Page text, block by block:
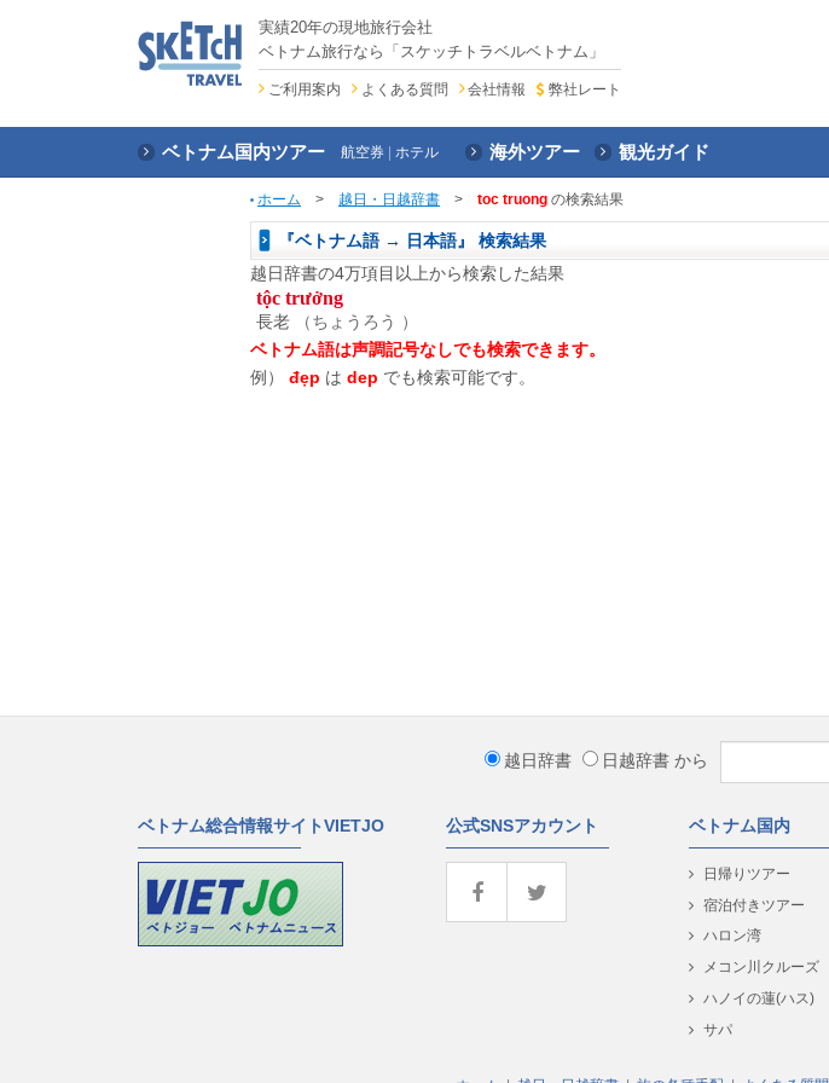
実績20年の現地旅行会社
ベトナム旅行なら「スケッチトラベルベトナム」
ご利用案内 よくある質問 会社情報 弊社レート
ベトナム国内ツアー 航空券 ホテル 海外ツアー 観光ガイド
ホーム > 越日・日越辞書 > toc truong の検索結果
『ベトナム語 → 日本語』 検索結果
越日辞書の4万項目以上から検索した結果
tộc trưởng
長老 （ちょうろう ）
ベトナム語は声調記号なしでも検索できます。
例）
đẹp は dep でも検索可能です。
越日辞書 日越辞書 から
ベトナム総合情報サイトVIETJO 公式SNSアカウント ベトナム国内
日帰りツアー
宿泊付きツアー
ハロン湾
メコン川クルーズ
ハノイの蓮(ハス)
サパ